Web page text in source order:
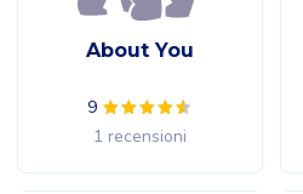
About You
9
1 recensioni